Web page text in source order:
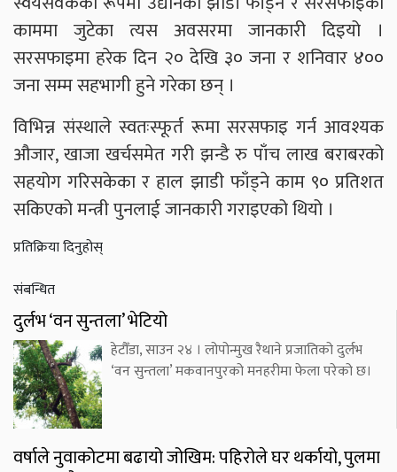
काममा जुटेका त्यस अवसरमा जानकारी दिइयो ।
सरसफाइमा हरेक दिन २० देखि ३० जना र शनिवार ४००
जना सम्म सहभागी हुने गरेका छन् ।
विभिन्न संस्थाले स्वतःस्फूर्त रूमा सरसफाइ गर्न आवश्यक
औजार, खाजा खर्चसमेत गरी झन्डै रु पाँच लाख बराबरको
सहयोग गरिसकेका र हाल झाडी फाँड्ने काम ९० प्रतिशत
सकिएको मन्त्री पुनलाई जानकारी गराइएको थियो ।
प्रतिक्रिया दिनुहोस्
संबन्धित
दुर्लभ ‘वन सुन्तला’ भेटियो
हेटौँडा, साउन २४ । लोपोन्मुख रैथाने प्रजातिको दुर्लभ
‘वन सुन्तला’ मकवानपुरको मनहरीमा फेला परेको छ।
वर्षाले नुवाकोटमा बढायो जोखिम: पहिरोले घर थर्कायो, पुलमा